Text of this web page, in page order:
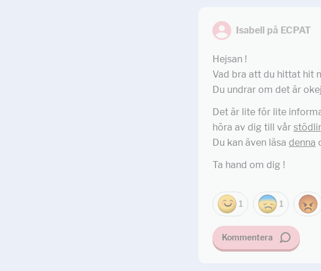
Isabell på ECPAT
Hejsan !
Vad bra att du hittat hit
Du undrar om det är
Det är lite för lite
höra av dig till vår
Du kan även läsa denna
Ta hand om dig !
1 1
Kommentera